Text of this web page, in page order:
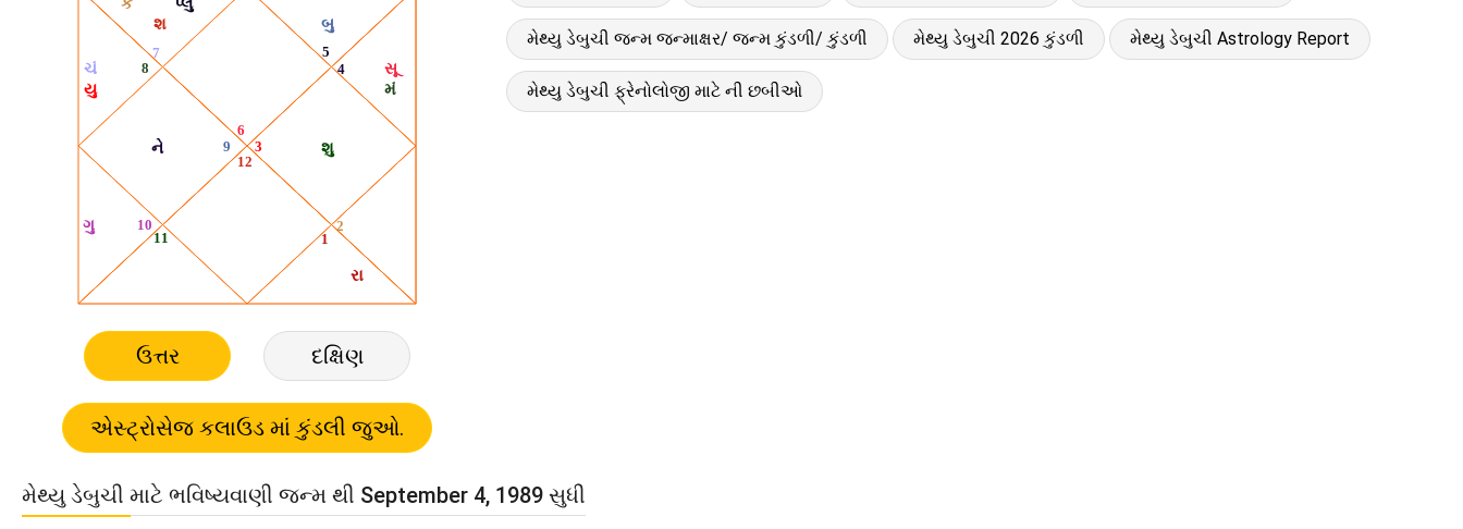
ઉત્તર દક્ષિણ
મેથ્યુ ડેબુચી જન્મ જન્માક્ષર/ જન્મ કુંડળી/ કુંડળી મેથ્યુ ડેબુચી 2026 કુંડળી મેથ્યુ ડેબુચી Astrology Report
મેથ્યુ ડેબુચી ફ્રેનોલોજી માટે ની છબીઓ
મેથ્યુ ડેબુચી માટે ભવિષ્યવાણી જન્મ થી September 4, 1989 સુધી